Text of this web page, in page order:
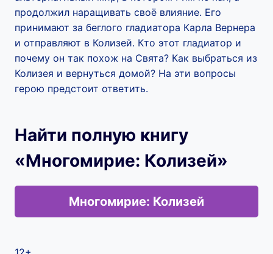
продолжил наращивать своё влияние. Его
принимают за беглого гладиатора Карла Вернера
и отправляют в Колизей. Кто этот гладиатор и
почему он так похож на Свята? Как выбраться из
Колизея и вернуться домой? На эти вопросы
герою предстоит ответить.
Найти полную книгу
«Многомирие: Колизей»
Многомирие: Колизей